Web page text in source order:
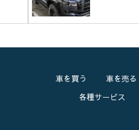
車を買う 車を売る
各種サービス